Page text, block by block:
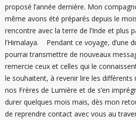
proposé l’année dernière. Mon
même avons été préparés depuis le
rencontre avec la terre de l’Inde et plus
l’Himalaya. Pendant ce voyage, d’une
pourrai transmettre de nouveaux
remercie ceux et celles qui le
le souhaitent, à revenir lire les différents
nos Frères de Lumière et de s’en
durer quelques mois mais, dès mon
de reprendre contact avec vous au